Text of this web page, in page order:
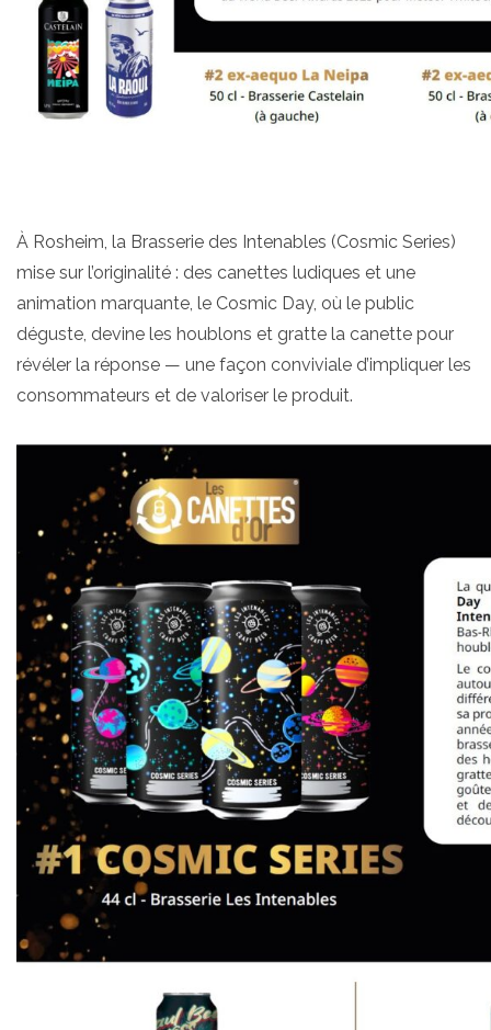
À Rosheim, la Brasserie des Intenables (Cosmic Series)
mise sur l’originalité : des canettes ludiques et une
animation marquante, le Cosmic Day, où le public
déguste, devine les houblons et gratte la canette pour
révéler la réponse — une façon conviviale d’impliquer les
consommateurs et de valoriser le produit.